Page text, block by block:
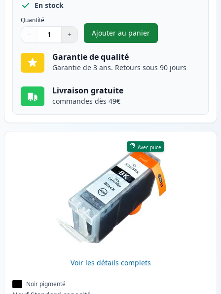
En stock
Quantité
Quantité
Utilisez les boutons pour ajuster
− +
Quantité
Ajouter au panier
,Pack de 4 Canon CLI-8
Garantie de qualité
Garantie de 3 ans. Retours sous 90 jours
Livraison gratuite
commandes dès 49€
Avec puce
Voir les détails complets
Noir pigmenté